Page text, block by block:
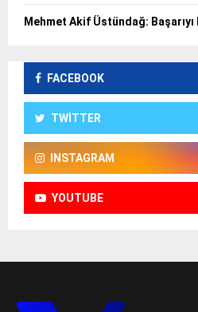
Mehmet Akif Üstündağ:
FACEBOOK
TWITTER
INSTAGRAM
YOUTUBE